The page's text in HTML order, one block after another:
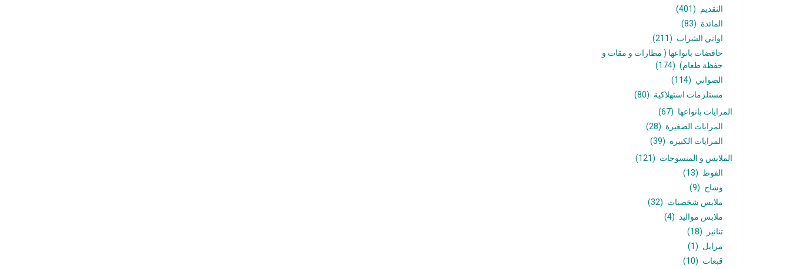
التقديم
(401)
المائدة (83)
اواني الشراب (211)
حافضات بانواعها ( مطارات و مقات و
حفظة طعام) (174)
الصواني (114)
مستلزمات استهلاكية (80)
المرايات بانواعها (67)
المرايات الصغيرة (28)
المرايات الكبيرة (39)
الملابس و المنسوجات (121)
الفوط (13)
وشاح (9)
ملابس شخصيات (32)
ملابس مواليد
(4)
تنانير
(18)
مرايل (1)
قبعات (10)